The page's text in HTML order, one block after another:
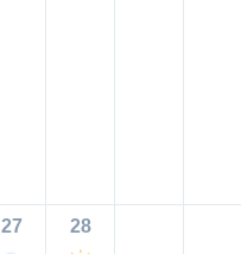
27 28